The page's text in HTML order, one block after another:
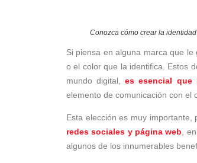
Conozca cómo crear la
Si piensa en alguna marca que
o el color que la identifica. Estos
mundo digital,es esencial
elemento de comunicación con el
Esta elección es muy
redes sociales y página web,
algunos de los innumerables